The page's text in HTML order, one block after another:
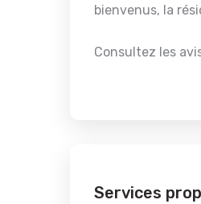
bienvenus, la
Consultez les
Services